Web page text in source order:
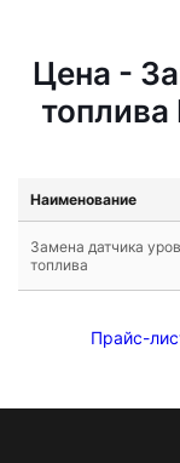
Цена -
топлива
Наименование
Замена датчика
топлива
Прайс-